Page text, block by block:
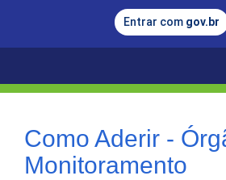
Entrar com gov.br
Como Aderir -
Monitoramento